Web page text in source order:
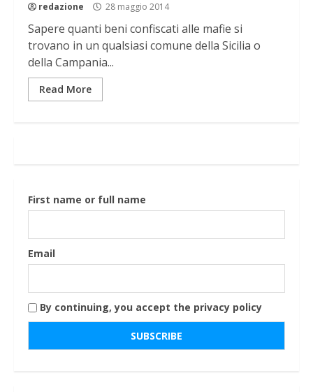
redazione 28 maggio 2014
Sapere quanti beni confiscati alle mafie si
trovano in un qualsiasi comune della Sicilia o
della Campania...
Read More
First name or full name
Email
By continuing, you accept the privacy policy